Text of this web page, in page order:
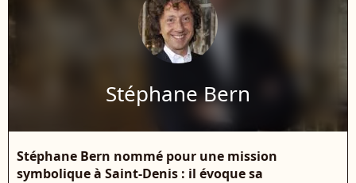
Stéphane Bern
Stéphane Bern nommé pour une mission
symbolique à Saint-Denis : il évoque sa